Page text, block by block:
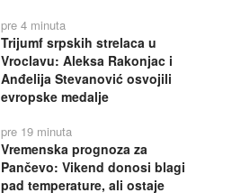
pre 4 minuta
Trijumf srpskih strelaca u
Vroclavu: Aleksa Rakonjac i
Anđelija Stevanović osvojili
evropske medalje
pre 19 minuta
Vremenska prognoza za
Pančevo: Vikend donosi blagi
pad temperature, ali ostaje